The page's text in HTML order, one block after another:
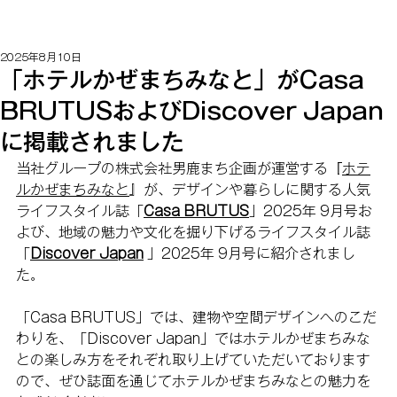
「ホテルかぜまちみなと」がCasa
BRUTUSおよびDiscover Japan
に掲載されました
2025年8月10日
当社グループの株式会社男鹿まち企画が運営する『 ホテ
ルかぜまちみなと
』が、デザインや暮らしに関する人気
ライフスタイル誌「 Casa BRUTUS 」2025年 9月号お
よび、 地域の魅力や文化を掘り下げるライフスタイル誌
Discover Japan 」2025年 9月号に紹介されまし
た。
Casa BRUTUS」では、 建物や空間デザインへのこだ
わりを、「
Discover Japan」ではホテルかぜまちみな
との楽しみ方をそれぞれ取り上げていただいております
ので、ぜひ誌面を通じてホテルかぜまちみなとの魅力を